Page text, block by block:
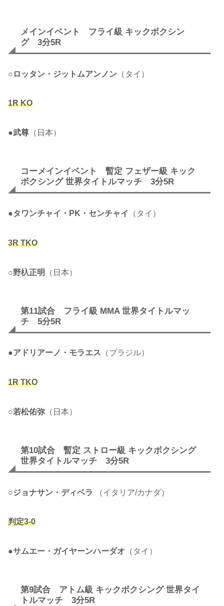
メインイベント フライ級 キックボクシン
グ 3分5R
○ ロッタン・ジットムアンノン （タイ）
1R KO
●武尊 （日本）
コーメインイベント 暫定 フェザー級 キック
ボクシング 世界タイトルマッチ 3分5R
●タワンチャイ・PK・センチャイ （タイ）
3R TKO
○野杁正明 （日本）
第11試合 フライ級 MMA 世界タイトルマッ
チ 5分5R
●アドリアーノ・モラエス （ブラジル）
1R TKO
○若松佑弥 （日本）
第10試合 暫定 ストロー級 キックボクシング
世界タイトルマッチ 3分5R
○ジョナサン・ディベラ （イタリア/カナダ）
判定3-0
●サムエー・ガイヤーンハーダオ （タイ）
第9試合 アトム級 キックボクシング 世界タイ
トルマッチ 3分5R